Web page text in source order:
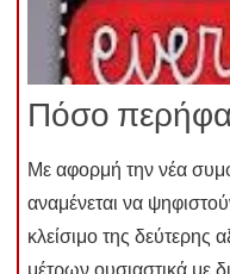
Πόσο
Με αφορμή την νέα
αναμένεται να
κλείσιμο της δεύτερης